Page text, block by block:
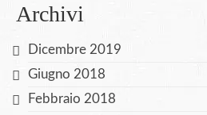
Archivi
Dicembre 2019
Giugno 2018
Febbraio 2018